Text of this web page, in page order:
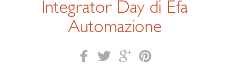
Integrator Day di Efa
Automazione